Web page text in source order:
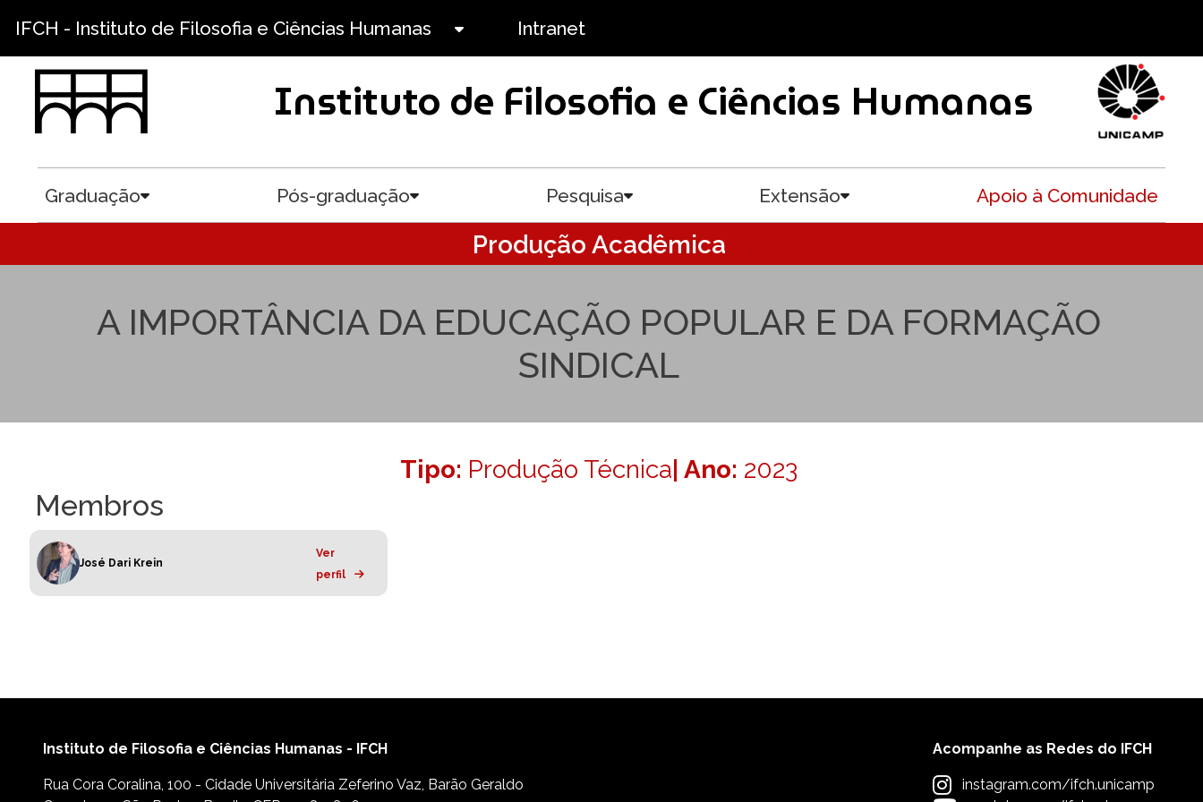
IFCH - Instituto de Filosofia e Ciências Humanas Intranet
Instituto de Filosofia e Ciências Humanas
Graduação Pós-graduação Pesquisa Extensão Apoio à Comunidade
Produção Acadêmica
A IMPORTÂNCIA DA EDUCAÇÃO POPULAR E DA FORMAÇÃO
SINDICAL
Tipo: Produção Técnica| Ano: 2023
Membros
José Dari Krein
Ver
perfil
Instituto de Filosofia e Ciências Humanas - IFCH
Rua Cora Coralina, 100 - Cidade Universitária Zeferino Vaz, Barão Geraldo
Acompanhe as Redes do IFCH
instagram.com/ifch.unicamp